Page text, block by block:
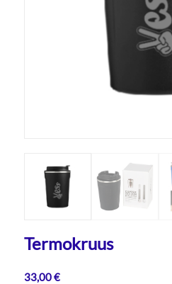
Termokruus
33,00€